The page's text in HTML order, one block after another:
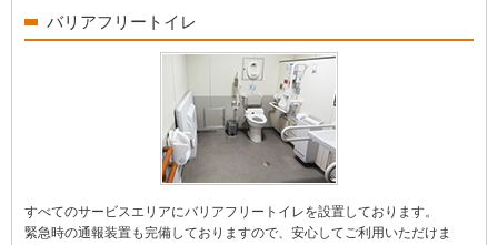
バリアフリートイレ
すべてのサービスエリアにバリアフリートイレを設置しております。
緊急時の通報装置も完備しておりますので、安心してご利用いただけま